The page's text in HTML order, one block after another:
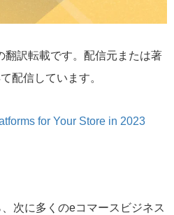
訳転載です。配信元または著
配信しています。
for Your Store in 2023
次に多くのeコマースビジネス